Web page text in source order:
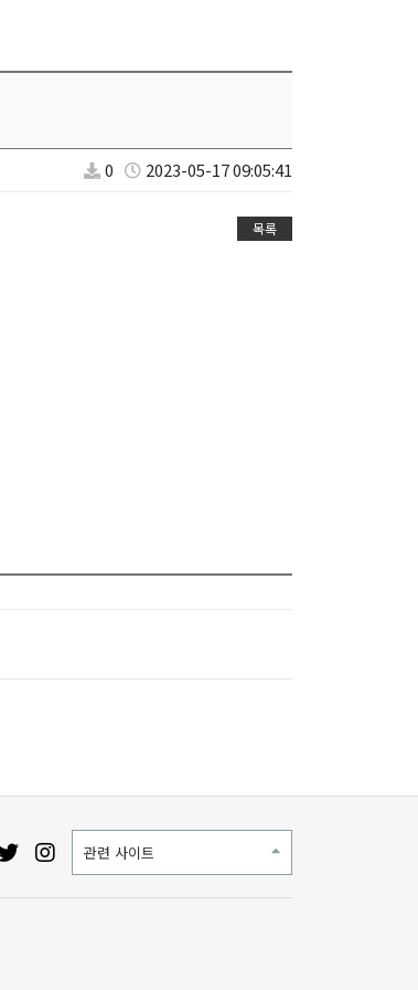
0 2023-05-17 09:05:41
목록
관련 사이트